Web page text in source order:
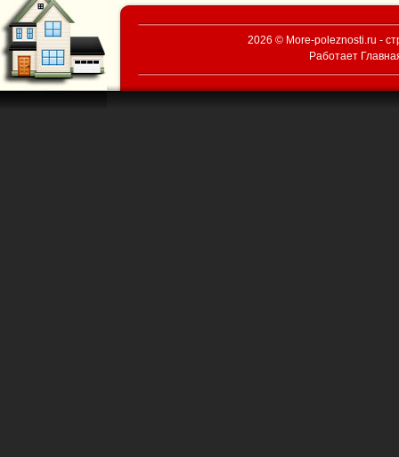
2026 © More-poleznosti.ru -
Работает